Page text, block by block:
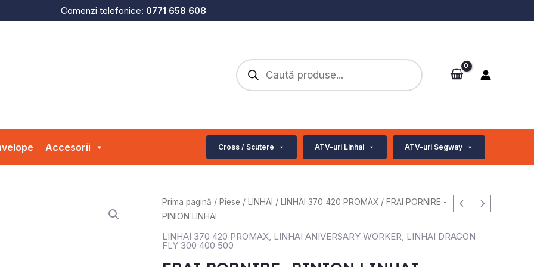
Comenzi telefonice: 0771 658 608
Products
search
Accesorii Cross / Scutere ATV-uri Linhai ATV-uri Segway
Prima pagină / Piese / LINHAI / LINHAI 370 420 PROMAX / FRAI PORNIRE -
PINION LINHAI
LINHAI 370 420 PROMAX, LINHAI ANIVERSARY WORKER, LINHAI DRAGON
FLY 300 400 500
Cantitate
FRAI
-